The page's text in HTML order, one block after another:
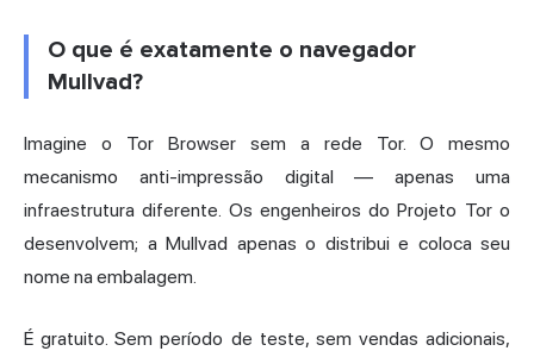
O que é exatamente o navegador
Mullvad?
Imagine o Tor Browser sem a rede Tor. O mesmo
mecanismo anti-impressão digital— apenas uma
infraestrutura diferente. Os engenheiros do Projeto Tor o
desenvolvem; a Mullvad apenas o distribui e coloca seu
nome na embalagem.
É gratuito. Sem período de teste, sem vendas adicionais,